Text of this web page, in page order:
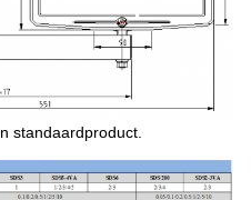
standaardproduct.